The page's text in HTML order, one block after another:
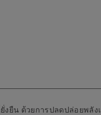
ยืน ด้วยการปลดปล่อยพลั